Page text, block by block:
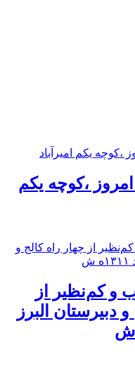
،کوچه یکم
و کم‌نظیر از
دبيرستان البرز